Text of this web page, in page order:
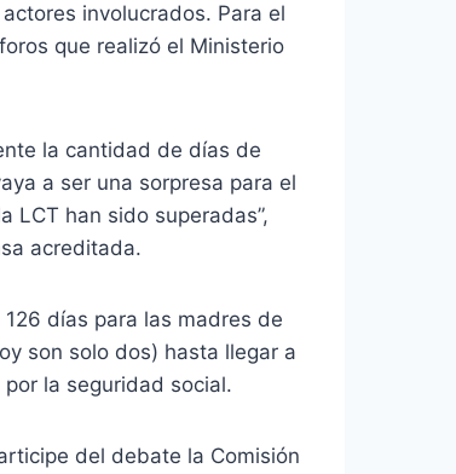
involucrados. Para el
que realizó el Ministerio
la cantidad de días de
a ser una sorpresa para el
LCT han sido superadas”,
acreditada.
días para las madres de
son solo dos) hasta llegar a
la seguridad social.
del debate la Comisión